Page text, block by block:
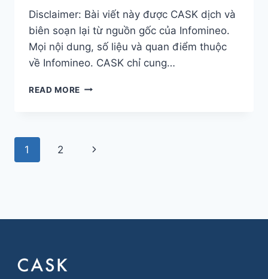
Disclaimer: Bài viết này được CASK dịch và
biên soạn lại từ nguồn gốc của Infomineo.
Mọi nội dung, số liệu và quan điểm thuộc
về Infomineo. CASK chỉ cung…
READ MORE PHÂN
PHÂN
Page
1 2
Next